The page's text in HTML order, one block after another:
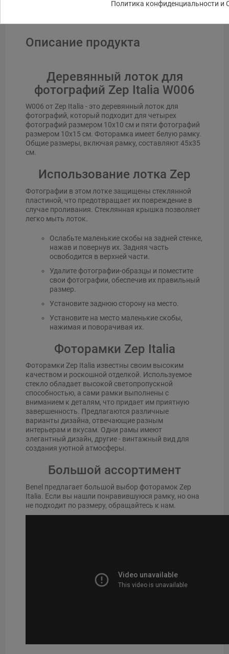
Политика конфиденциальности и
Описание продукта
Деревянный лоток для
фотографий Zep Italia W006
W006 от Zep Italia - это деревянный лоток для
фотографий, который подходит для четырех
фотографий размером 10x10 см и пяти фотографий
размером 10x15 см. Фоторамка имеет белую рамку.
Общие размеры, включая рамку, составляют 45x35
см.
Использование лотка Zep
Фотографии в этом лотке защищены стеклянной
пластиной, что предотвращает их повреждение в
случае проливания. Стеклянная крышка позволяет
легко мыть лоток.
Ослабьте маленькие скобы на задней стенке,
нажав и повернув их. Задняя часть
освободится в верхней части.
Удалите фотографии-образцы и поместите
свои фотографии, обеспечив их правильный
размер.
Установите заднюю сторону на место.
Установите на место маленькие скобы,
нажимая и поворачивая их.
Фоторамки Zep Italia
Фоторамки Zep Italia известны своим высоким
качеством и роскошной отделкой. Используемое
стекло обладает высокой светопропускной
способностью, а сами рамки выполнены с
вниманием к деталям, что придает им приятную
завершенность. Предлагаются различные
варианты дизайна, отвечающие разным
интерьерам и вкусам. Одни рамы имеют
элегантный дизайн, другие - винтажный вид для
создания уютной атмосферы.
Большой ассортимент
Benel предлагает большой выбор фоторамок Zep
Italia. Если вы нашли понравившуюся рамку, но она
не подходит по размеру, обращайтесь к нам.